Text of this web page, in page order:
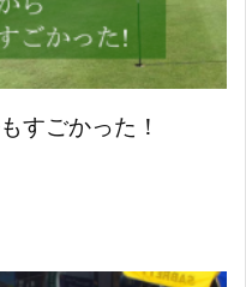
すごかった！